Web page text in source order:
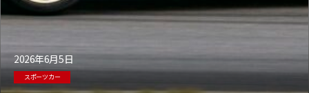
2026年6月5日
スポーツカー